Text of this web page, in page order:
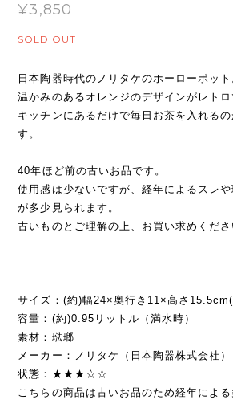
¥3,850
SOLD OUT
日本陶器時代のノリタケのホーローポット
温かみのあるオレンジのデザインがレトロ
キッチンにあるだけで毎日お茶を入れる
す。
40年ほど前の古いお品です。
使用感は少ないですが、経年によるスレ
が多少見られます。
古いものとご理解の上、お買い求めくださ
サイズ：(約)幅24×奥行き11×高さ15.5cm(
容量：(約)0.95リットル（満水時）
素材：琺瑯
メーカー：ノリタケ（日本陶器株式会社）
状態：★★★☆☆
こちらの商品は古いお品のため経年によ